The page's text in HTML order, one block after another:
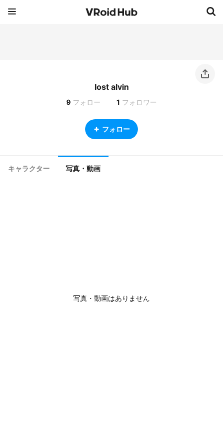
lost alvin
9 フォロー 1 フォロワー
フォロー
キャラクター 写真・動画
写真・動画はありません